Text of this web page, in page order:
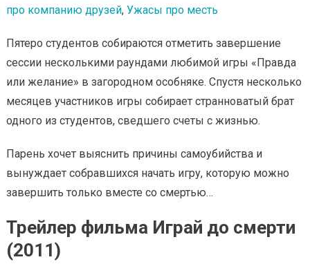
про компанию друзей, Ужасы про месть
Пятеро студентов собираются отметить завершение
сессии несколькими раундами любимой игры «Правда
или желание» в загородном особняке. Спустя несколько
месяцев участников игры собирает странноватый брат
одного из студентов, сведшего счеты с жизнью.
Парень хочет выяснить причины самоубийства и
вынуждает собравшихся начать игру, которую можно
завершить только вместе со смертью…
Трейлер фильма Играй до смерти
(2011)